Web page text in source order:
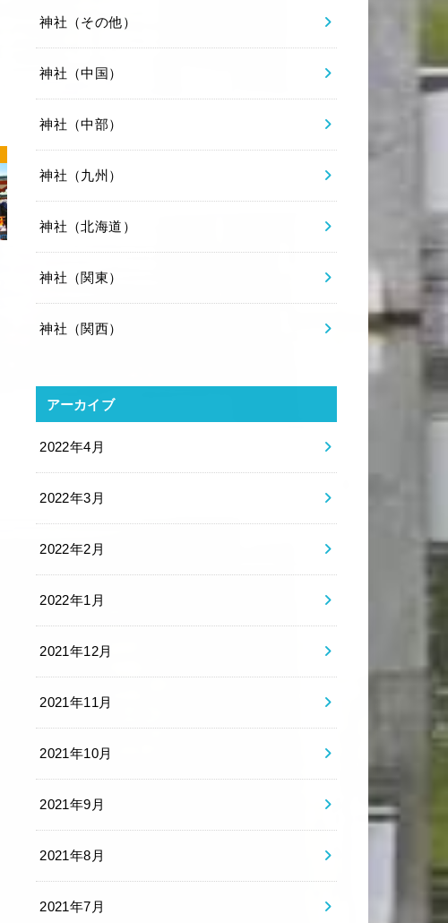
神社（その他）
神社（中国）
神社（中部）
神社（九州）
神社（北海道）
神社（関東）
神社（関西）
アーカイブ
2022年4月
2022年3月
2022年2月
2022年1月
2021年12月
2021年11月
2021年10月
2021年9月
2021年8月
2021年7月